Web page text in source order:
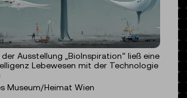
Ausstellung „BioInspiration“ ließ eine
Lebewesen mit der Technologie
Museum/Heimat Wien